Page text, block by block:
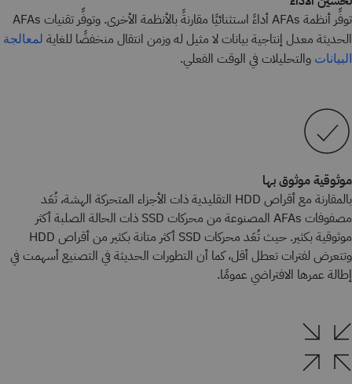
توفِّر أنظمة AFAs أداءً استثنائيًا مقارنةً بالأنظمة الأخرى. وتوفِّر تقنيات AFAs
الحديثة معدل إنتاجية بيانات لا مثيل له وزمن انتقال منخفضًا للغاية لمعالجة
البيانات والتحليلات في الوقت الفعلي.
موثوقية موثوق بها
بالمقارنة مع أقراص HDD التقليدية ذات الأجزاء المتحركة الهشة، تُعَد
مصفوفات AFAs المصنوعة من محركات SSD ذات الحالة الصلبة أكثر
موثوقية بكثير. حيث تُعَد محركات SSD أكثر متانة بكثير من أقراص HDD
وتتعرض لفترات تعطل أقل، كما أن التطورات الحديثة في التصنيع أسهمت في
إطالة عمرها الافتراضي عمومًا.